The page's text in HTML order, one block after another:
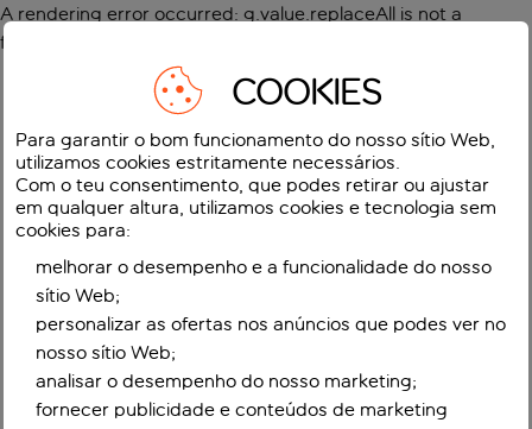
A rendering error occurred: g.value.replaceAll is not a
function
COOKIES
Para garantir o bom funcionamento do nosso sítio Web,
utilizamos cookies estritamente necessários.
Com o teu consentimento, que podes retirar ou ajustar
em qualquer altura, utilizamos cookies e tecnologia sem
cookies para:
melhorar o desempenho e a funcionalidade do nosso
sítio Web;
personalizar as ofertas nos anúncios que podes ver no
nosso sítio Web;
analisar o desempenho do nosso marketing;
fornecer publicidade e conteúdos de marketing